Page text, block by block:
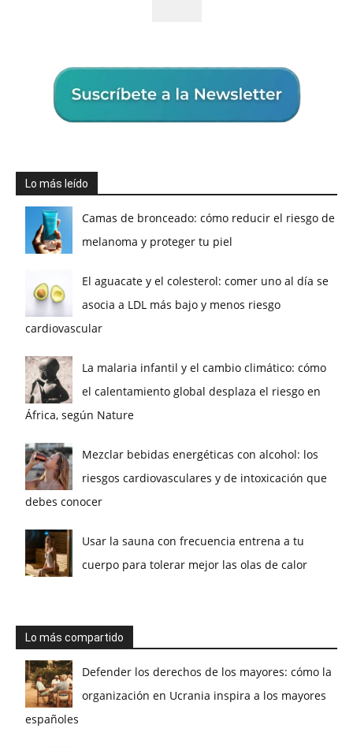
Lo más leído
Camas de bronceado: cómo reducir el riesgo de
melanoma y proteger tu piel
El aguacate y el colesterol: comer uno al día se
asocia a LDL más bajo y menos riesgo
cardiovascular
La malaria infantil y el cambio climático: cómo
el calentamiento global desplaza el riesgo en
África, según Nature
Mezclar bebidas energéticas con alcohol: los
riesgos cardiovasculares y de intoxicación que
debes conocer
Usar la sauna con frecuencia entrena a tu
cuerpo para tolerar mejor las olas de calor
Lo más compartido
Defender los derechos de los mayores: cómo la
organización en Ucrania inspira a los mayores
españoles